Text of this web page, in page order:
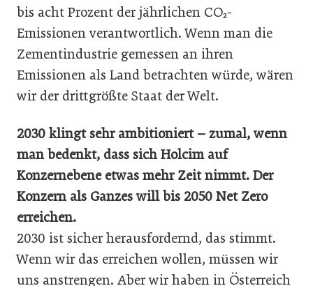
bis acht Prozent der jährlichen CO₂-
Emissionen verantwortlich. Wenn man die
Zementindustrie gemessen an ihren
Emissionen als Land betrachten würde, wären
wir der drittgrößte Staat der Welt.
2030 klingt sehr ambitioniert – zumal, wenn
man bedenkt, dass sich Holcim auf
Konzernebene etwas mehr Zeit nimmt. Der
Konzern als Ganzes will bis 2050 Net Zero
erreichen.
2030 ist sicher herausfordernd, das stimmt.
Wenn wir das erreichen wollen, müssen wir
uns anstrengen. Aber wir haben in Österreich